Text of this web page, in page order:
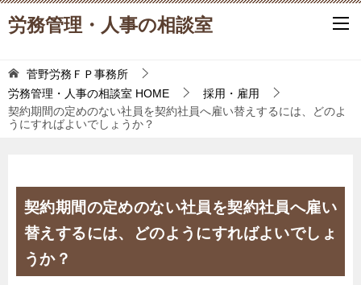
労務管理・人事の相談室
菅野労務ＦＰ事務所
労務管理・人事の相談室 HOME
採用・雇用
契約期間の定めのない社員を契約社員へ雇い替えするには、どのよ
うにすればよいでしょうか？
契約期間の定めのない社員を契約社員へ雇い
替えするには、どのようにすればよいでしょ
うか？